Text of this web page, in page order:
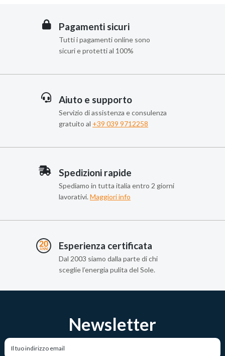
Pagamenti sicuri
Tutti i pagamenti online sono
sicuri e protetti al 100%
Aiuto e supporto
Servizio di assistenza e consulenza
gratuito al +39 039 9712258
Spedizioni rapide
Spediamo in tutta italia entro 2 giorni
lavorativi. Maggiori info
Esperienza certificata
Dal 2003 siamo dalla parte di chi
sceglie l’energia pulita del Sole.
Newsletter